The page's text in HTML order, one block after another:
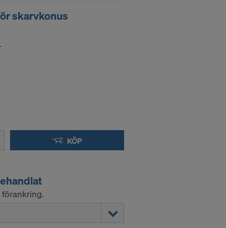
skarvkonus
KÖP